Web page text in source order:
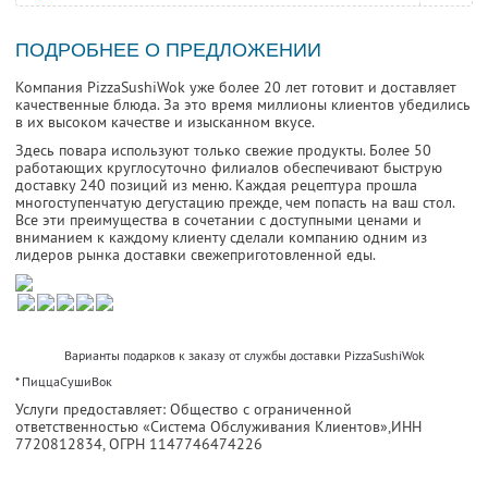
ПОДРОБНЕЕ О ПРЕДЛОЖЕНИИ
Компания PizzaSushiWok уже более 20 лет готовит и доставляет
качественные блюда. За это время миллионы клиентов убедились
в их высоком качестве и изысканном вкусе.
Здесь повара используют только свежие продукты. Более 50
работающих круглосуточно филиалов обеспечивают быструю
доставку 240 позиций из меню. Каждая рецептура прошла
многоступенчатую дегустацию прежде, чем попасть на ваш стол.
Все эти преимущества в сочетании с доступными ценами и
вниманием к каждому клиенту сделали компанию одним из
лидеров рынка доставки свежеприготовленной еды.
Варианты подарков к заказу от службы доставки PizzaSushiWok
* ПиццаСушиВок
Услуги предоставляет: Общество с ограниченной
ответственностью «Система Обслуживания Клиентов»,ИНН
7720812834, ОГРН 1147746474226